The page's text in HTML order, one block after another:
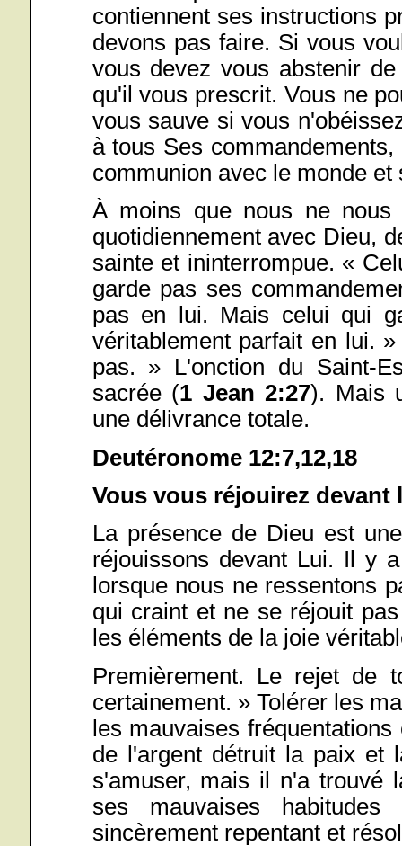
contiennent ses instructions
devons pas faire. Si vous
vous devez vous abstenir
qu'il vous prescrit. Vous ne
vous sauve si vous
à tous Ses
communion avec le monde et
À moins que nous ne
quotidiennement avec Dieu,
sainte et ininterrompue. «
garde pas ses
pas en lui. Mais celui qui
véritablement parfait en lui.
pas. » L'onction du Saint-
sacrée (1 Jean 2:27). Mais
une délivrance totale.
Deutéronome 12:7,12,18
Vous vous réjouirez devant
La présence de Dieu est
réjouissons devant Lui. Il y
lorsque nous ne ressentons
qui craint et ne se réjouit
les éléments de la joie
Premièrement. Le rejet de
certainement. » Tolérer les
les mauvaises
de l'argent détruit la paix et
s'amuser, mais il n'a trouvé
ses mauvaises
sincèrement repentant et